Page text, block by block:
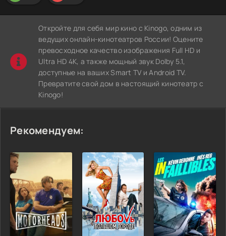
Откройте для себя мир кино с Kinogo, одним из
ведущих онлайн-кинотеатров России! Оцените
превосходное качество изображения Full HD и
Ultra HD 4K, а также мощный звук Dolby 5.1,
доступные на ваших Smart TV и Android TV.
Превратите свой дом в настоящий кинотеатр с
Kinogo!
Рекомендуем: